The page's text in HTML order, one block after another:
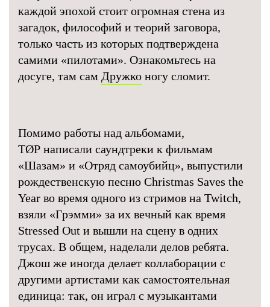
каждой эпохой стоит огромная стена из
загадок, философий и теорий заговора,
только часть из которых подтверждена
самими «пилотами». Ознакомьтесь на
досуге, там сам Дружко ногу сломит.
Помимо работы над альбомами,
TØP написали саундтреки к фильмам
«Шазам» и «Отряд самоубийц», выпустили
рождественскую песню Christmas Saves the
Year во время одного из стримов на Twitch,
взяли «Грэмми» за их вечный как время
Stressed Out и вышли на сцену в одних
трусах. В общем, наделали делов ребята.
Джош же иногда делает коллаборации с
другими артистами как самостоятельная
единица: так, он играл с музыкантами